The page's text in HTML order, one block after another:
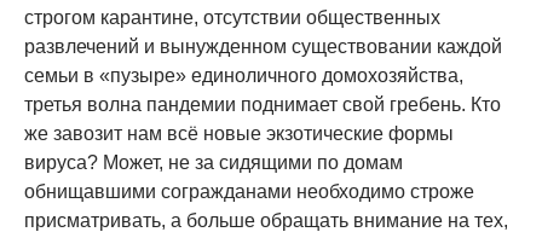
строгом карантине, отсутствии общественных
развлечений и вынужденном существовании каждой
семьи в «пузыре» единоличного домохозяйства,
третья волна пандемии поднимает свой гребень. Кто
же завозит нам всё новые экзотические формы
вируса? Может, не за сидящими по домам
обнищавшими согражданами необходимо строже
присматривать, а больше обращать внимание на тех,